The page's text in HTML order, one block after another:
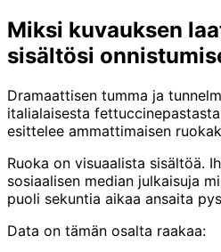
Miksi kuvauksen
sisältösi
Dramaattisen tumma ja
italialaisesta
esittelee ammattimaisen
Ruoka on visuaalista sisältöä.
sosiaalisen median julkaisuja
puoli sekuntia aikaa ansaita
Data on tämän osalta raakaa: